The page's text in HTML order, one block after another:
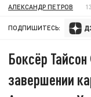
АЛЕКСАНДР ПЕТРОВ
ПОДПИШИТЕСЬ:
Боксёр
завершении